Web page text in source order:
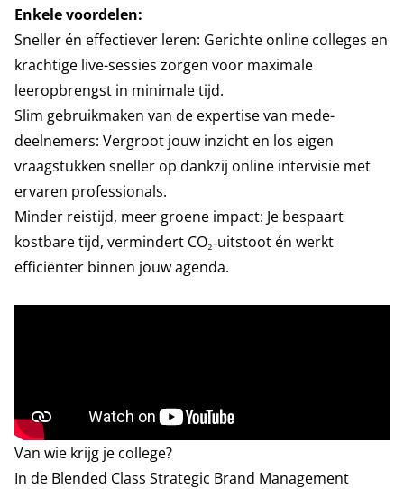
Enkele voordelen:
Sneller én effectiever leren: Gerichte online colleges en
krachtige live-sessies zorgen voor maximale
leeropbrengst in minimale tijd.
Slim gebruikmaken van de expertise van mede-
deelnemers: Vergroot jouw inzicht en los eigen
vraagstukken sneller op dankzij online intervisie met
ervaren professionals.
Minder reistijd, meer groene impact: Je bespaart
kostbare tijd, vermindert CO₂‑uitstoot én werkt
efficiënter binnen jouw agenda.
Van wie krijg je college?
In de Blended Class Strategic Brand Management